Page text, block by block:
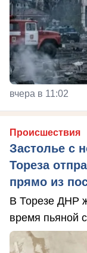
вчера в 11:02
Происшествия
Застолье с
Тореза
прямо из
В Торезе ДНР
время пьяной